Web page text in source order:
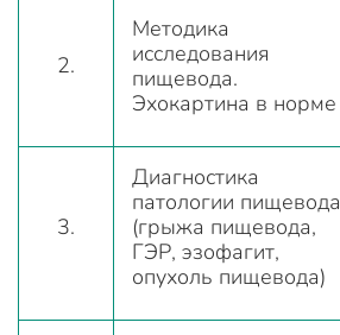
2.
Методика
исследования
пищевода.
Эхокартина в норме
3.
Диагностика
патологии пищевода
(грыжа пищевода,
ГЭР, эзофагит,
опухоль пищевода)